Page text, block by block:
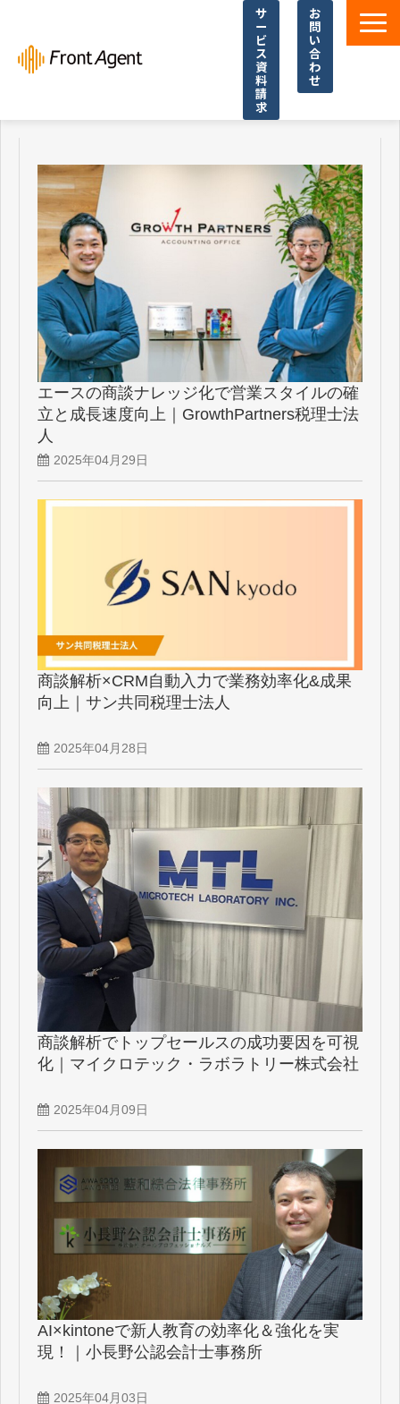
サ
ー
ビ
ス
資
料
請
求
お
問
い
合
わ
せ
よくあるご質問
お役立ち資料一覧
エースの商談ナレッジ化で営業スタイルの確
立と成長速度向上｜GrowthPartners税理士法
人
2025年04月29日
商談解析×CRM自動入力で業務効率化&成果
向上｜サン共同税理士法人
2025年04月28日
商談解析でトップセールスの成功要因を可視
化｜マイクロテック・ラボラトリー株式会社
2025年04月09日
AI×kintoneで新人教育の効率化＆強化を実
現！｜小長野公認会計士事務所
2025年04月03日